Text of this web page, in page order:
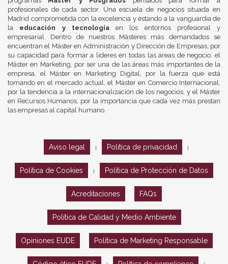
profesionales de cada sector. Una escuela de negocios situada en
Madrid comprometida con la excelencia y estando a la vanguardia de
la educación y tecnologíaen los entornos profesional y
empresarial. Dentro de nuestros Másteres más demandados se
encuentran el Máster en Administración y Dirección de Empresas, por
su capacidad para formar a líderes en todas las áreas de negocio, el
Máster en Marketing, por ser una de las áreas más importantes de la
empresa, el Máster en Marketing Digital, por la fuerza que está
tomando en el mercado actual, el Máster en Comercio Internacional,
por la tendencia a la internacionalización de los negocios, y el Máster
en Recursos Humanos, por la importancia que cada vez más prestan
las empresas al capital humano.
Aviso legal Política de privacidad
Política de Cookies Política de Protección de Datos
Acreditaciones FAQs
Política de Calidad y Medio Ambiente
Opiniones EUDE Política de Marketing Responsable